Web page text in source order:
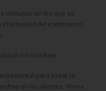
comunes en los que se
efectividad del tratamiento
con brackets
para evitar la
en los dientes. Ahora